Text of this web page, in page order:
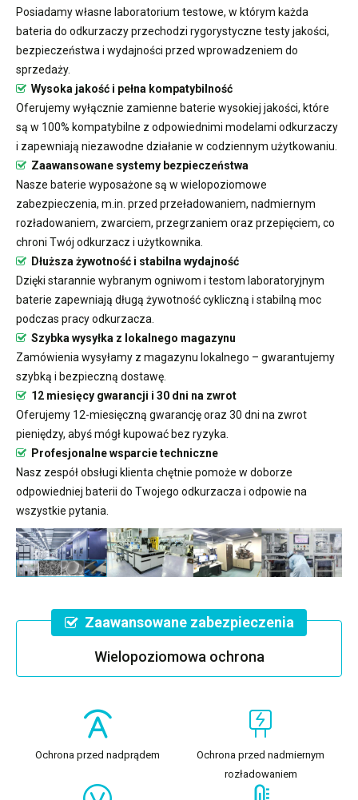
Posiadamy własne laboratorium testowe, w którym każda
bateria do odkurzaczy przechodzi rygorystyczne testy jakości,
bezpieczeństwa i wydajności przed wprowadzeniem do
sprzedaży.
Wysoka jakość i pełna kompatybilność
Oferujemy wyłącznie zamienne baterie wysokiej jakości, które
są w 100% kompatybilne z odpowiednimi modelami odkurzaczy
i zapewniają niezawodne działanie w codziennym użytkowaniu.
Zaawansowane systemy bezpieczeństwa
Nasze baterie wyposażone są w wielopoziomowe
zabezpieczenia, m.in. przed przeładowaniem, nadmiernym
rozładowaniem, zwarciem, przegrzaniem oraz przepięciem, co
chroni Twój odkurzacz i użytkownika.
Dłuższa żywotność i stabilna wydajność
Dzięki starannie wybranym ogniwom i testom laboratoryjnym
baterie zapewniają długą żywotność cykliczną i stabilną moc
podczas pracy odkurzacza.
Szybka wysyłka z lokalnego magazynu
Zamówienia wysyłamy z magazynu lokalnego – gwarantujemy
szybką i bezpieczną dostawę.
12 miesięcy gwarancji i 30 dni na zwrot
Oferujemy 12-miesięczną gwarancję oraz 30 dni na zwrot
pieniędzy, abyś mógł kupować bez ryzyka.
Profesjonalne wsparcie techniczne
Nasz zespół obsługi klienta chętnie pomoże w doborze
odpowiedniej baterii do Twojego odkurzacza i odpowie na
wszystkie pytania.
Zaawansowane zabezpieczenia
Wielopoziomowa ochrona
Ochrona przed nadprądem
Ochrona przed nadmiernym
rozładowaniem